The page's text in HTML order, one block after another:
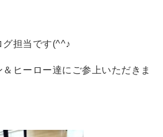
担当です(^^♪
ヒーロー達にご参上いただきま